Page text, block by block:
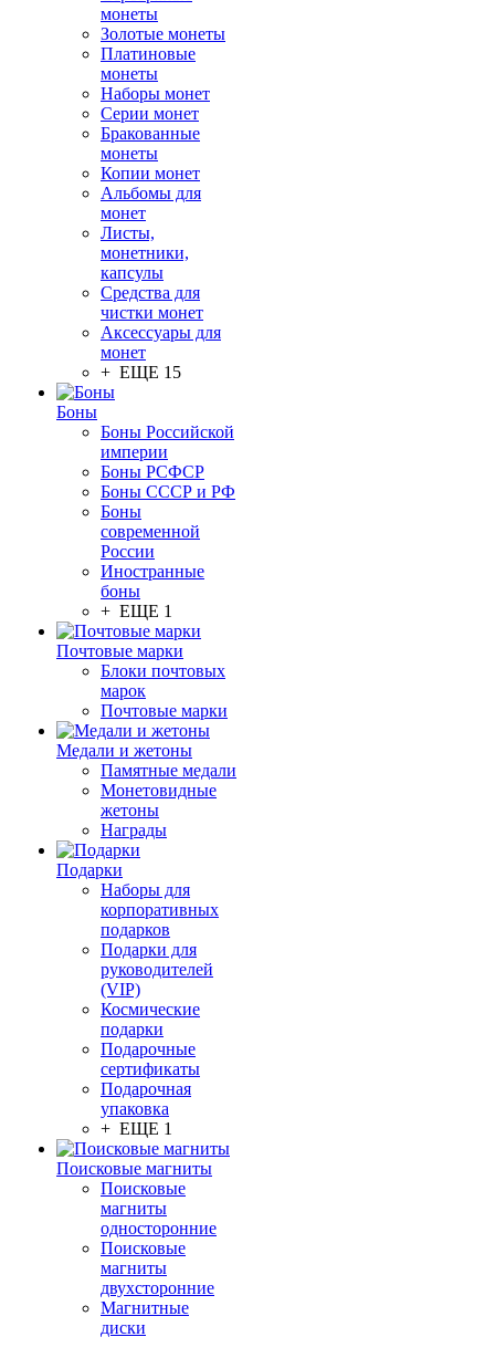
монеты
Золотые монеты
Платиновые
монеты
Наборы монет
Серии монет
Бракованные
монеты
Копии монет
Альбомы для
монет
Листы,
монетники,
капсулы
Средства для
чистки монет
Аксессуары для
монет
+ ЕЩЕ 15
Боны
Боны Российской
империи
Боны РСФСР
Боны СССР и РФ
Боны
современной
России
Иностранные
боны
+ ЕЩЕ 1
Почтовые марки
Блоки почтовых
марок
Почтовые марки
Медали и жетоны
Памятные медали
Монетовидные
жетоны
Награды
Подарки
Наборы для
корпоративных
подарков
Подарки для
руководителей
(VIP)
Космические
подарки
Подарочные
сертификаты
Подарочная
упаковка
+ ЕЩЕ 1
Поисковые магниты
Поисковые
магниты
односторонние
Поисковые
магниты
двухсторонние
Магнитные
диски